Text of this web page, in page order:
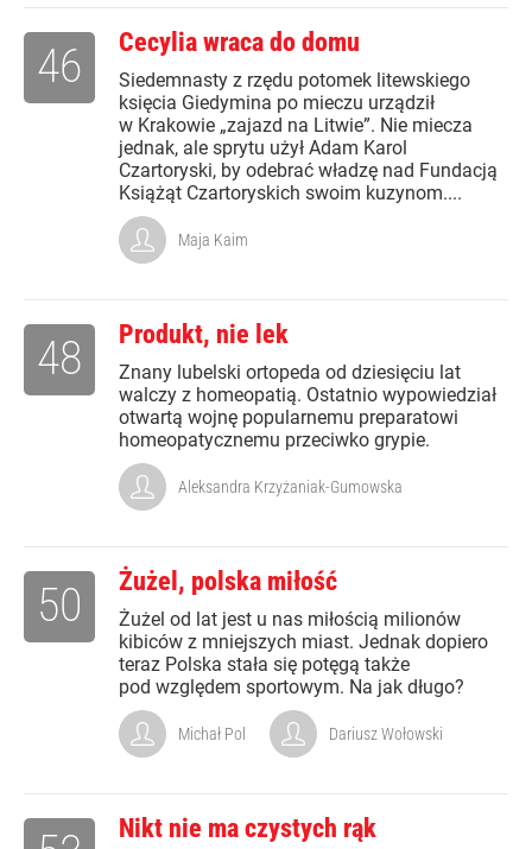
Cecylia wraca do domu
Siedemnasty z rzędu potomek litewskiego
księcia Giedymina po mieczu urządził
w Krakowie „zajazd na Litwie”. Nie miecza
jednak, ale sprytu użył Adam Karol
Czartoryski, by odebrać władzę nad Fundacją
Książąt Czartoryskich swoim kuzynom....
46
Maja Kaim
Produkt, nie lek
Znany lubelski ortopeda od dziesięciu lat
walczy z homeopatią. Ostatnio wypowiedział
otwartą wojnę popularnemu preparatowi
homeopatycznemu przeciwko grypie.
48
Aleksandra Krzyżaniak-Gumowska
Żużel, polska miłość
Żużel od lat jest u nas miłością milionów
kibiców z mniejszych miast. Jednak dopiero
teraz Polska stała się potęgą także
pod względem sportowym. Na jak długo?
50
Michał Pol Dariusz Wołowski
Nikt nie ma czystych rąk